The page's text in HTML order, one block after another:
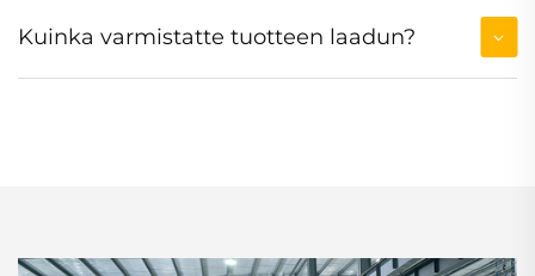
Kuinka varmistatte tuotteen laadun?